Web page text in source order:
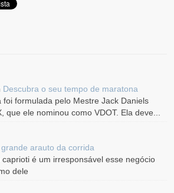
Descubra o seu tempo de maratona
foi formulada pelo Mestre Jack Daniels
que ele nominou como VDOT. Ela deve...
arauto da corrida
é um irresponsável esse negócio
dele